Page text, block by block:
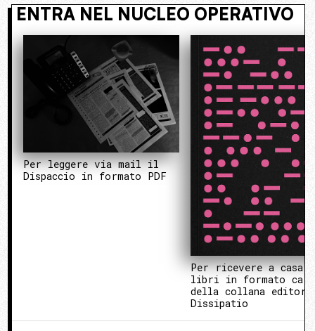
ENTRA NEL NUCLEO
Per leggere via mail il
Dispaccio in formato PDF
Per ricevere a casa i
libri in formato
della collana
Dissipatio